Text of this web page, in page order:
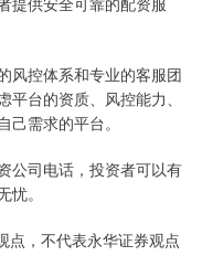
风控体系和专业的客服团
台的资质、风控能力、
需求的平台。
公司电话，投资者可以有
。
点，不代表永华证券观点